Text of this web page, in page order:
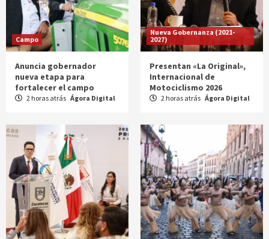
Campo
Anuncia gobernador
nueva etapa para
fortalecer el campo
2 horas atrás Ágora Digital
Nueva Gobernanza (2021-
2027)
Presentan «La Original»,
Internacional de
Motociclismo 2026
2 horas atrás Ágora Digital